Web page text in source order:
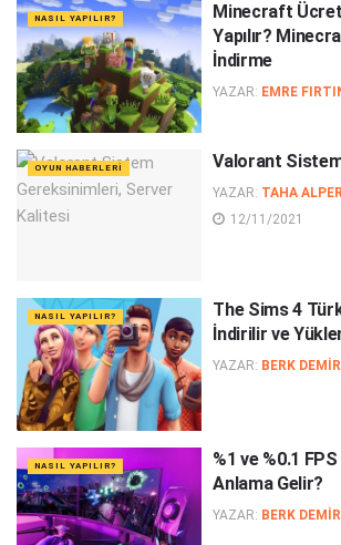
NASIL YAPILIR?
Minecraft
Yapılır?
İndirme
YAZAR: EMRE
OYUN HABERLERI Valorant
YAZAR: TAHA
12/11/2021
NASIL YAPILIR?
The Sims 4
İndirilir ve
YAZAR: BERK
NASIL YAPILIR?
%1 ve %0.1
Anlama Gelir?
YAZAR: BERK